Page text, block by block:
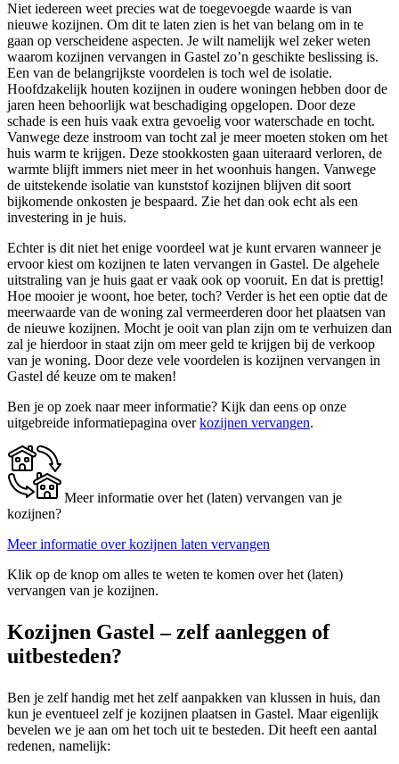
Niet iedereen weet precies wat de toegevoegde waarde is van
nieuwe kozijnen. Om dit te laten zien is het van belang om in te
gaan op verscheidene aspecten. Je wilt namelijk wel zeker weten
waarom kozijnen vervangen in Gastel zo’n geschikte beslissing is.
Een van de belangrijkste voordelen is toch wel de isolatie.
Hoofdzakelijk houten kozijnen in oudere woningen hebben door de
jaren heen behoorlijk wat beschadiging opgelopen. Door deze
schade is een huis vaak extra gevoelig voor waterschade en tocht.
Vanwege deze instroom van tocht zal je meer moeten stoken om het
huis warm te krijgen. Deze stookkosten gaan uiteraard verloren, de
warmte blijft immers niet meer in het woonhuis hangen. Vanwege
de uitstekende isolatie van kunststof kozijnen blijven dit soort
bijkomende onkosten je bespaard. Zie het dan ook echt als een
investering in je huis.
Echter is dit niet het enige voordeel wat je kunt ervaren wanneer je
ervoor kiest om kozijnen te laten vervangen in Gastel. De algehele
uitstraling van je huis gaat er vaak ook op vooruit. En dat is prettig!
Hoe mooier je woont, hoe beter, toch? Verder is het een optie dat de
meerwaarde van de woning zal vermeerderen door het plaatsen van
de nieuwe kozijnen. Mocht je ooit van plan zijn om te verhuizen dan
zal je hierdoor in staat zijn om meer geld te krijgen bij de verkoop
van je woning. Door deze vele voordelen is kozijnen vervangen in
Gastel dé keuze om te maken!
Ben je op zoek naar meer informatie? Kijk dan eens op onze
uitgebreide informatiepagina overkozijnen vervangen.
Meer informatie over het (laten) vervangen van je
kozijnen?
Meer informatie over kozijnen laten vervangen
Klik op de knop om alles te weten te komen over het (laten)
vervangen van je kozijnen.
Kozijnen Gastel – zelf aanleggen of
uitbesteden?
Ben je zelf handig met het zelf aanpakken van klussen in huis, dan
kun je eventueel zelf je kozijnen plaatsen in Gastel. Maar eigenlijk
bevelen we je aan om het toch uit te besteden. Dit heeft een aantal
redenen, namelijk: